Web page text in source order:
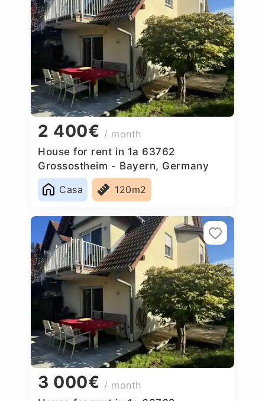
2 400€ / month
House for rent in 1a 63762
Grossostheim - Bayern, Germany
Casa
120m2
3 000€ / month